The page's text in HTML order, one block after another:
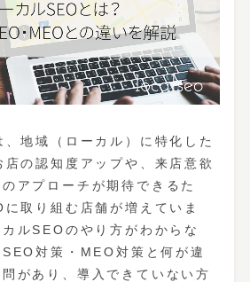
地域（ローカル）に特化した
の認知度アップや、来店意欲
アプローチが期待できるた
取り組む店舗が増えていま
ルSEOのやり方がわからな
対策・MEO対策と何が違
があり、導入できていない方